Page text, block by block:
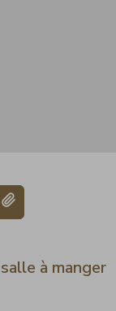
Copy link page
à manger